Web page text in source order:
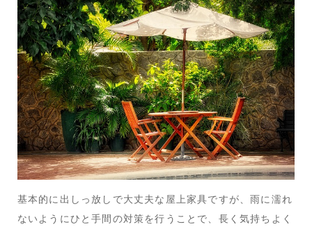
基本的に出しっ放しで大丈夫な屋上家具ですが、雨に濡れ
ないようにひと手間の対策を行うことで、長く気持ちよく